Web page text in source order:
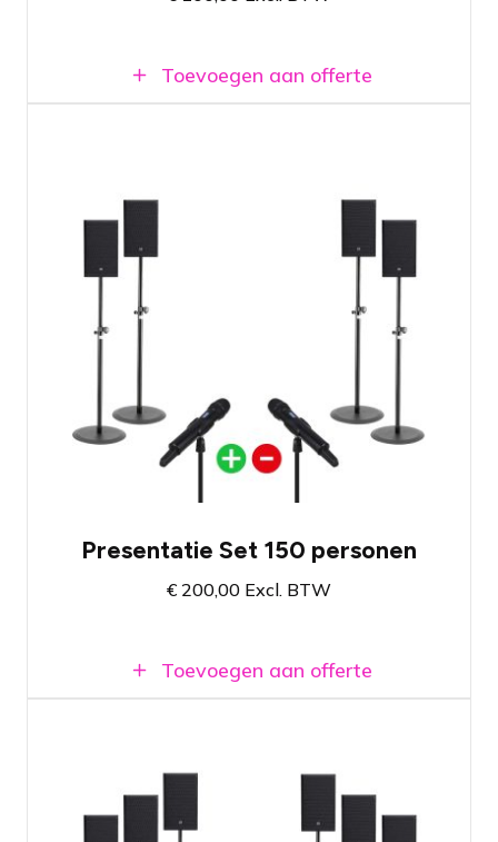
Toevoegen aan offerte
Spraakset voor presentaties rond de 150
Kies zelf het type en aantal benodigde
microfoons
Bestaat uit vier speakers en een
mengtafel
Presentatie Set 150 personen
€ 200,00 Excl. BTW
Toevoegen aan offerte